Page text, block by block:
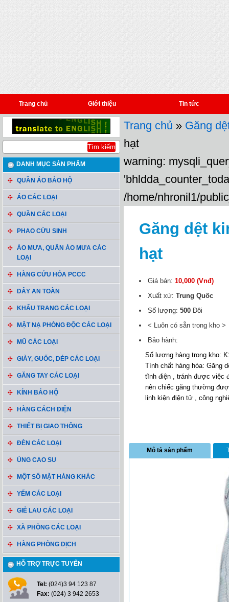
Trang chủ Giới thiệu Tin tức
DANH MỤC SẢN PHẨM
QUẦN ÁO BẢO HỘ
ÁO CÁC LOẠI
QUẦN CÁC LOẠI
PHAO CỨU SINH
ÁO MƯA, QUẦN ÁO MƯA CÁC
LOẠI
HÀNG CỨU HỎA PCCC
DÂY AN TOÀN
KHẨU TRANG CÁC LOẠI
MẶT NẠ PHÒNG ĐỘC CÁC LOẠI
MŨ CÁC LOẠI
GIÀY, GUỐC, DÉP CÁC LOẠI
GĂNG TAY CÁC LOẠI
KÍNH BẢO HỘ
HÀNG CÁCH ĐIỆN
THIẾT BỊ GIAO THÔNG
ĐÈN CÁC LOẠI
ỦNG CAO SU
MỘT SỐ MẶT HÀNG KHÁC
YẾM CÁC LOẠI
GIẺ LAU CÁC LOẠI
XÀ PHÒNG CÁC LOẠI
HÀNG PHÒNG DỊCH
HỖ TRỢ TRỰC TUYẾN
Tel: (024)3 94 123 87
Fax: (024) 3 942 2653
Trang chủ » Găng
hạt
warning:
/home/nhronil1/
Găng dệt
hạt
Giá bán: 10,000 (Vnđ)
Xuất xứ: Trung Quốc
Số lượng: 500 Đôi
< Luôn có sẵn trong kho >
Bảo hành:
Số lượng hàng trong kho:
Tính chất hàng hóa: Găng
tĩnh điện , tránh được việc
nên chiếc găng thường
linh kiện điện tử , công
Mô tả sản phẩm